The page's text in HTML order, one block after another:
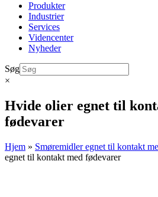
Produkter
Industrier
Services
Videncenter
Nyheder
Søg
×
Hvide olier egnet til
fødevarer
Hjem » Smøremidler egnet til kontakt
egnet til kontakt med fødevarer